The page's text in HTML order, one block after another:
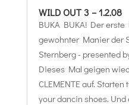
WILD OUT 3 – 1.2.08
BUKA BUKA! Der
gewohnter Manier der
Sternberg - presented
Dieses Mal geigen
CLEMENTE auf.
your dancin shoes.